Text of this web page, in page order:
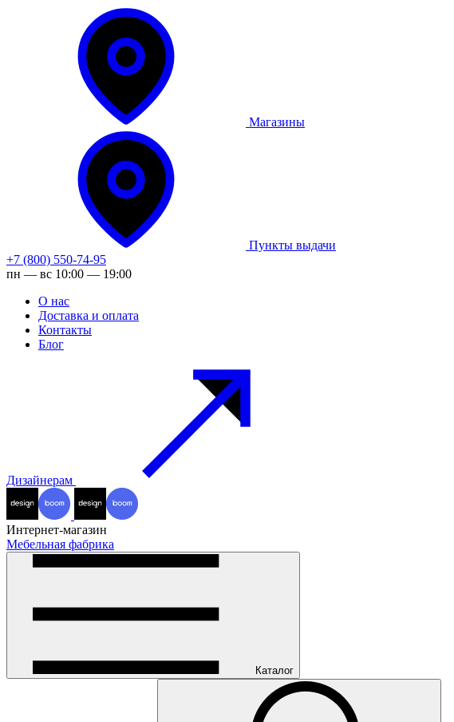
Магазины
Пункты выдачи
+7 (800) 550-74-95
пн — вс 10:00 — 19:00
О нас
Доставка и оплата
Контакты
Блог
Дизайнерам
Интернет-магазин
Мебельная фабрика
Каталог